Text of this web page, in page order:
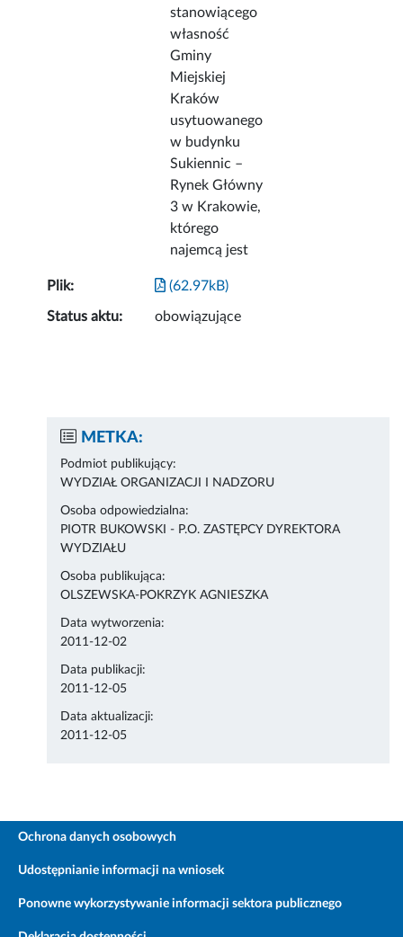
stanowiącego
własność
Gminy
Miejskiej
Kraków
usytuowanego
w budynku
Sukiennic –
Rynek Główny
3 w Krakowie,
którego
najemcą jest
Plik: (62.97kB)
Status aktu: obowiązujące
METKA:
Podmiot publikujący:
WYDZIAŁ ORGANIZACJI I NADZORU
Osoba odpowiedzialna:
PIOTR BUKOWSKI - P.O. ZASTĘPCY DYREKTORA
WYDZIAŁU
Osoba publikująca:
OLSZEWSKA-POKRZYK AGNIESZKA
Data wytworzenia:
2011-12-02
Data publikacji:
2011-12-05
Data aktualizacji:
2011-12-05
Ochrona danych osobowych
Udostępnianie informacji na wniosek
Ponowne wykorzystywanie informacji sektora publicznego